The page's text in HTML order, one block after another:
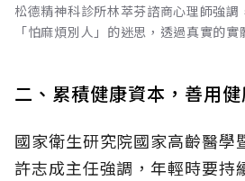
松德精神科診所林萃芬諮商心理師強
「怕麻煩別人」的迷思，透過真實的
二、累積健康資本，善用
國家衛生研究院國家高齡醫學
許志成主任強調，年輕時要持